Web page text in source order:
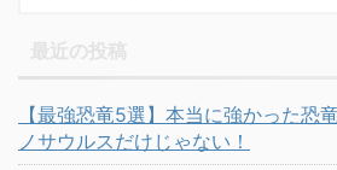
【最強恐竜5選】本当に強かった恐
ノサウルスだけじゃない！